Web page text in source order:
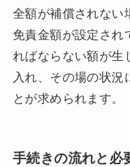
全額が補償されない
免責金額が設定され
ればならない額が生
入れ、その場の状況
とが求められます。
手続きの流れと必